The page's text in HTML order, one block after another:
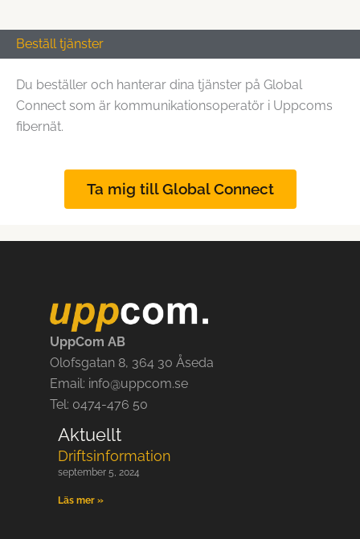
Beställ tjänster
Du beställer och hanterar dina tjänster på Global
Connect som är kommunikationsoperatör i Uppcoms
fibernät.
Ta mig till Global Connect
UppCom AB
Olofsgatan 8, 364 30 Åseda
Email: info@uppcom.se
Tel: 0474-476 50
Aktuellt
Driftsinformation
september 5, 2024
Läs mer »